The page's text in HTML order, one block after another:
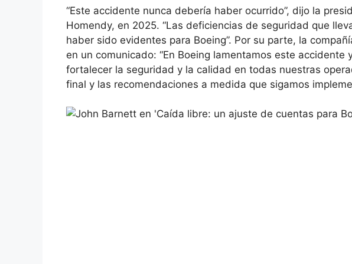
“Este accidente nunca debería haber ocurrido”, dijo la
Homendy, en 2025. “Las deficiencias de seguridad que
haber sido evidentes para Boeing”. Por su parte, la
en un comunicado: “En Boeing lamentamos este
fortalecer la seguridad y la calidad en todas nuestras
final y las recomendaciones a medida que sigamos